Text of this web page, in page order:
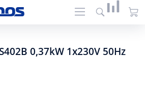
0,37kW 1x230V 50Hz